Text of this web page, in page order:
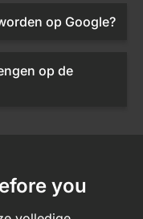
op Google?
op de
you